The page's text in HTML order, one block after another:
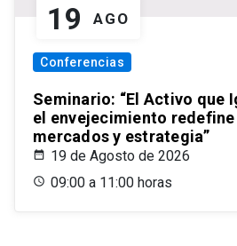
19 AGO
Conferencias
Seminario: “El Activo que
el envejecimiento
mercados y estrategia”
19 de Agosto de 2026
09:00 a 11:00 horas